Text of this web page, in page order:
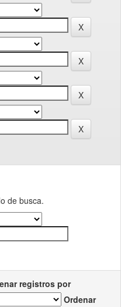
de busca.
registros por
Ordenar